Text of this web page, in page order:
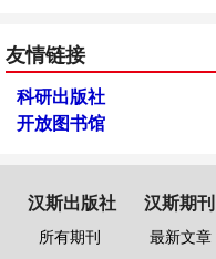
友情链接
科研出版社
开放图书馆
汉斯出版社
所有期刊
汉斯期刊
最新文章